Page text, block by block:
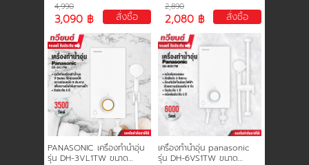
4,990
3,090 ฿ สั่งซื้อ
2,890
2,080 ฿ สั่งซื้อ
PANASONIC เครื่องทำน้ำอุ่น
รุ่น DH-3VL1TW ขนาด
เครื่องทำน้ำอุ่น panasonic
รุ่น DH-6VS1TW ขนาด
การคืนเงินและคืนสินค้า
ทวียนต์ 53 สาขา
ผลงานของเรา
สมัครงาน